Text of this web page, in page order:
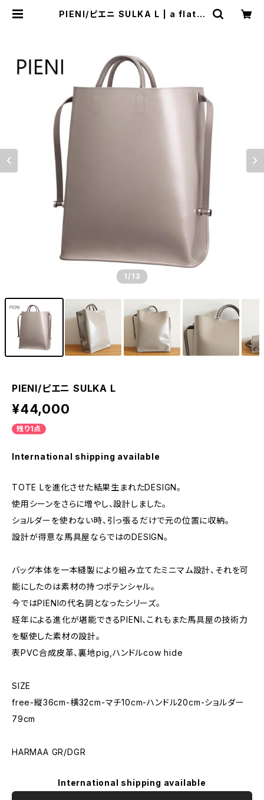
PIENI/ピエニ SULKA L | a flat s
1 /13
PIENI/ピエニ SULKA L
¥44,000
残り1点
International shipping available
TOTE Lを進化させた結果生まれたDESIGN。
使用シーンをさらに増やし、設計しました。
ショルダーを使わない時、引っ張るだけで元の位置に収納。
設計が得意な馬具屋ならではのDESIGN。
バッグ本体を一本縫製により組み立てたミニマム設計、それを可
能にしたのは素材の持つポテンシャル。
今ではPIENIの代名詞となったシリーズ。
経年による進化が堪能できるPIENI、これもまた馬具屋の技術力
を駆使した素材の設計。
表PVC合成皮革、裏地pig,ハンドルcow hide
SIZE
free-縦36cm-横32cm-マチ10cm-ハンドル20cm-ショルダー
79cm
HARMAA GR/DGR
International shipping available